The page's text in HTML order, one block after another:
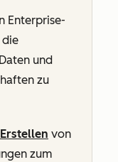
Enterprise-
und
zu
von
zum